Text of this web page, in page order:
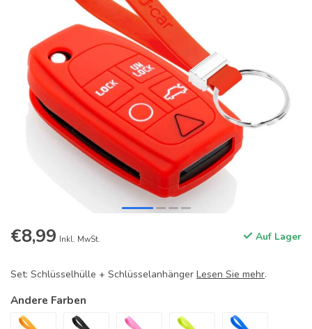
€8,99 Inkl. MwSt. Auf Lager
Set: Schlüsselhülle + Schlüsselanhänger Lesen Sie mehr.
Andere Farben